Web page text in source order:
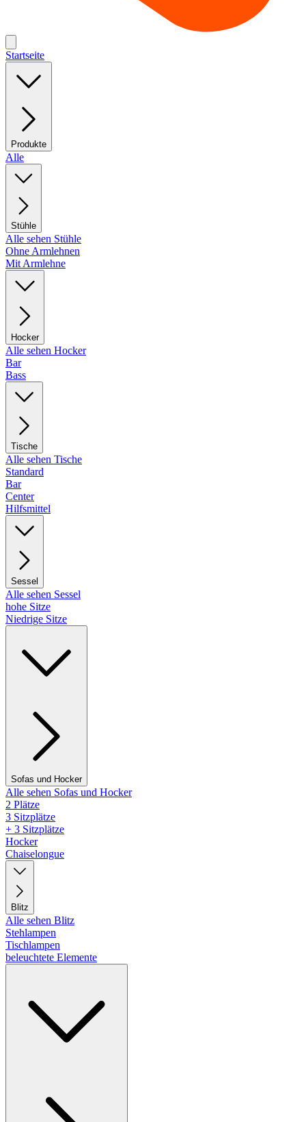
Startseite
Produkte
Alle
Stühle
Alle sehen Stühle
Ohne Armlehnen
Mit Armlehne
Hocker
Alle sehen Hocker
Bar
Bass
Tische
Alle sehen Tische
Standard
Bar
Center
Hilfsmittel
Sessel
Alle sehen Sessel
hohe Sitze
Niedrige Sitze
Sofas und Hocker
Alle sehen Sofas und Hocker
2 Plätze
3 Sitzplätze
+ 3 Sitzplätze
Hocker
Chaiselongue
Blitz
Alle sehen Blitz
Stehlampen
Tischlampen
beleuchtete Elemente